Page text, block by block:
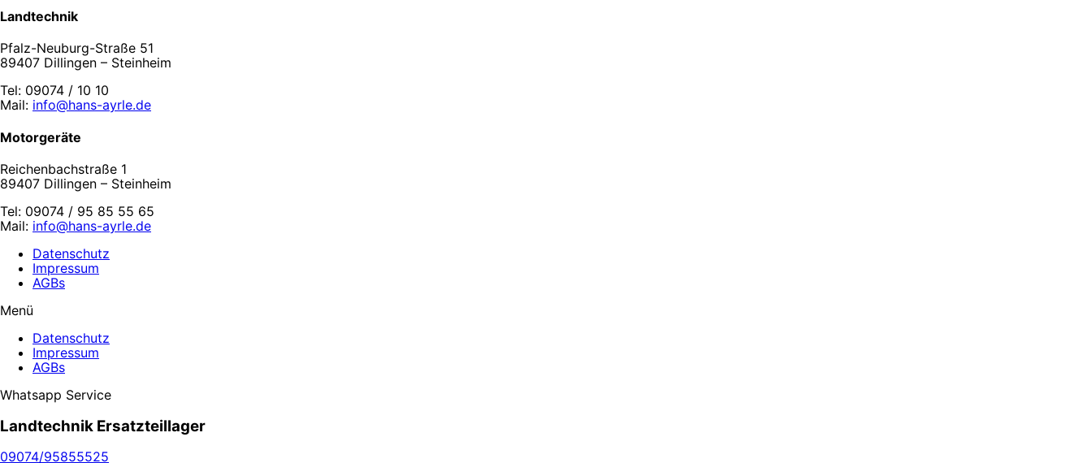
Landtechnik
Pfalz-Neuburg-Straße 51
89407 Dillingen – Steinheim
Tel: 09074 / 10 10
Mail: info@hans-ayrle.de
Motorgeräte
Reichenbachstraße 1
89407 Dillingen – Steinheim
Tel: 09074 / 95 85 55 65
Mail: info@hans-ayrle.de
Datenschutz
Impressum
AGBs
Menü
Datenschutz
Impressum
AGBs
Whatsapp Service
Landtechnik Ersatzteillager
09074/95855525